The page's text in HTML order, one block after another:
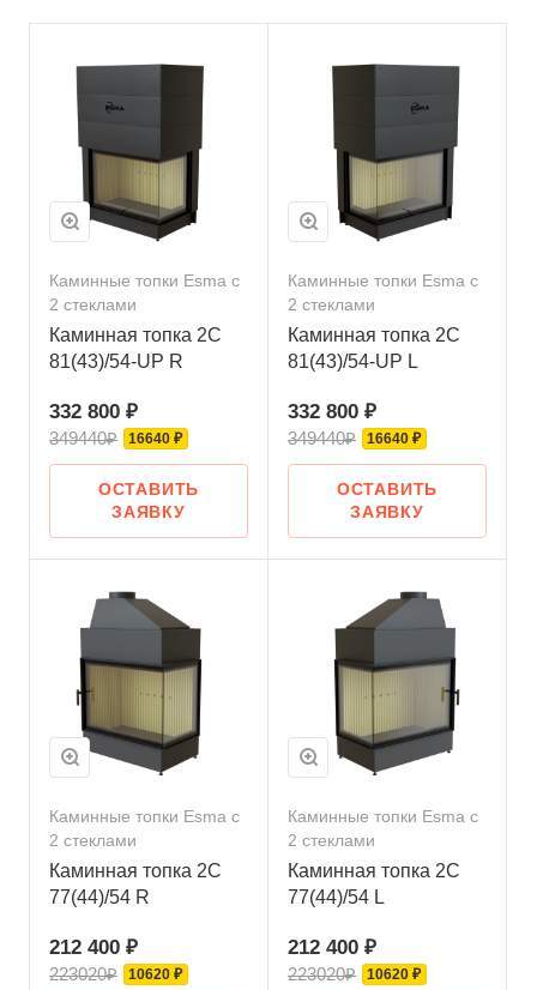
Каминные топки Esma с
2 стеклами
Каминная топка 2С
81(43)/54-UP R
332 800 ₽
349440₽ 16640 ₽
ОСТАВИТЬ
ЗАЯВКУ
Каминные топки Esma с
2 стеклами
Каминная топка 2С
81(43)/54-UP L
332 800 ₽
349440₽ 16640 ₽
ОСТАВИТЬ
ЗАЯВКУ
Каминные топки Esma с
2 стеклами
Каминная топка 2С
77(44)/54 R
212 400 ₽
223020₽ 10620 ₽
Каминные топки Esma с
2 стеклами
Каминная топка 2С
77(44)/54 L
212 400 ₽
223020₽ 10620 ₽